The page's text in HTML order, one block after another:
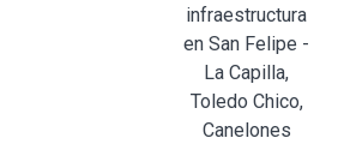
infraestructura
en San Felipe -
La Capilla,
Toledo Chico,
Canelones